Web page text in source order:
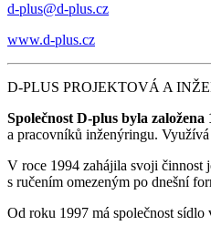
d-plus@d-plus.cz
www.d-plus.cz
D-PLUS PROJEKTOVÁ A
Společnost D-plus byla založena
a pracovníků inženýringu.
V roce 1994 zahájila svoji činnost
s ručením omezeným po dnešní
Od roku 1997 má společnost